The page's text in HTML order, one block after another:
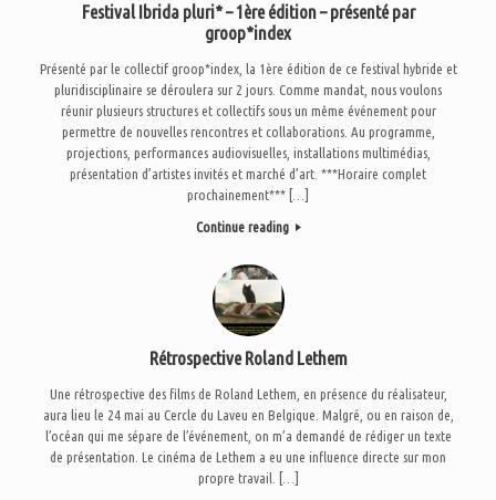
Festival Ibrida pluri* – 1ère édition – présenté par
groop*index
Présenté par le collectif groop*index, la 1ère édition de ce festival hybride et
pluridisciplinaire se déroulera sur 2 jours. Comme mandat, nous voulons
réunir plusieurs structures et collectifs sous un même événement pour
permettre de nouvelles rencontres et collaborations. Au programme,
projections, performances audiovisuelles, installations multimédias,
présentation d’artistes invités et marché d’art. ***Horaire complet
prochainement*** […]
Continue reading
Rétrospective Roland Lethem
Une rétrospective des films de Roland Lethem, en présence du réalisateur,
aura lieu le 24 mai au Cercle du Laveu en Belgique. Malgré, ou en raison de,
l’océan qui me sépare de l’événement, on m’a demandé de rédiger un texte
de présentation. Le cinéma de Lethem a eu une influence directe sur mon
propre travail. […]